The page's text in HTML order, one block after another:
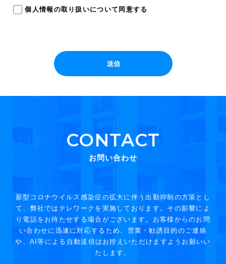
個人情報の取り扱いについて同意する
CONTACT
お問い合わせ
新型コロナウイルス感染症の拡大に伴う出勤抑制の方策とし
て、弊社ではテレワークを実施しております。その影響によ
り電話をお待たせする場合がございます。お客様からのお問
い合わせに迅速に対応するため、営業・勧誘目的のご連絡
や、AI等による自動送信はお控えいただけますようお願いい
たします。